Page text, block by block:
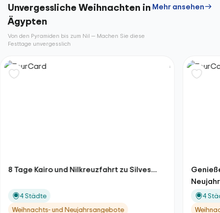
Unvergessliche Weihnachten in
Ägypten
Von den Pyramiden bis zum Nil — Machen Sie diese
Festtage unvergesslich
Mehr ansehen
8 Tage Kairo und Nilkreuzfahrt zu Silves...
4 Städte
Weihnachts- und Neujahrsangebote
4